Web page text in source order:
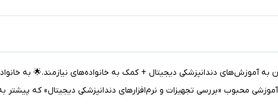
محبوب «بررسی تجهیزات و نرم‌افزارهای دندانپزشکی دیجیتال» که پیشتر